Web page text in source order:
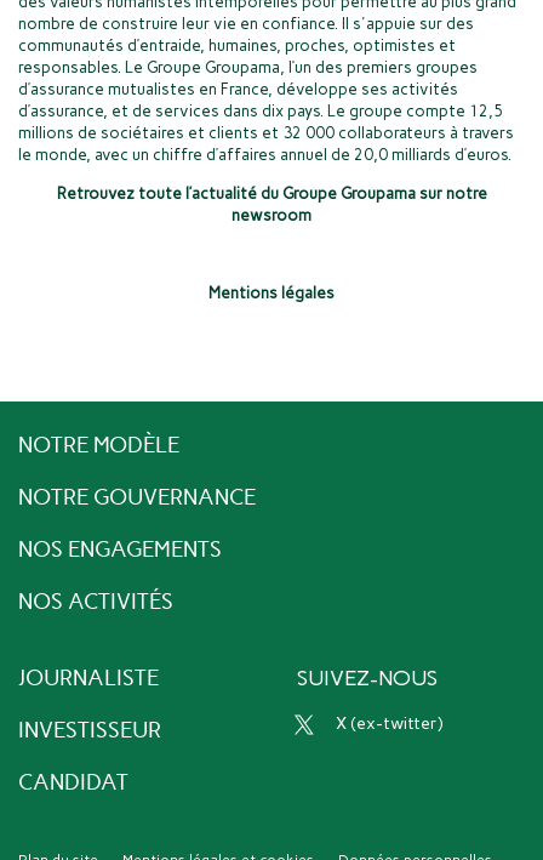
nombre de construire leur vie en confiance. Il s'appuie sur des
communautés d’entraide, humaines, proches, optimistes et
responsables. Le Groupe Groupama, l’un des premiers groupes
d’assurance mutualistes en France, développe ses activités
d’assurance, et de services dans dix pays. Le groupe compte 12,5
millions de sociétaires et clients et 32 000 collaborateurs à travers
le monde, avec un chiffre d’affaires annuel de 20,0 milliards d’euros.
Retrouvez toute l’actualité du Groupe Groupama sur notre
newsroom
Mentions légales
NOTRE MODÈLE
NOTRE GOUVERNANCE
NOS ENGAGEMENTS
NOS ACTIVITÉS
JOURNALISTE
INVESTISSEUR
CANDIDAT
SUIVEZ-NOUS
x (ex-twitter)